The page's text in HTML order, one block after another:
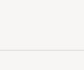
・情報につきまして、